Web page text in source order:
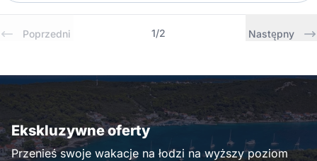
Poprzedni 1/2 Następny
Ekskluzywne oferty
Przenieś swoje wakacje na łodzi na wyższy poziom